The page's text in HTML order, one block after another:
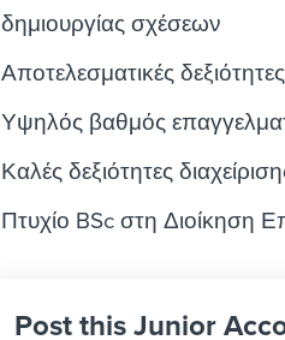
δημιουργίας σχέσεων
Αποτελεσματικές
Υψηλός βαθμός
Καλές δεξιότητες
Πτυχίο BSc στη Διοίκηση
Post this Junior